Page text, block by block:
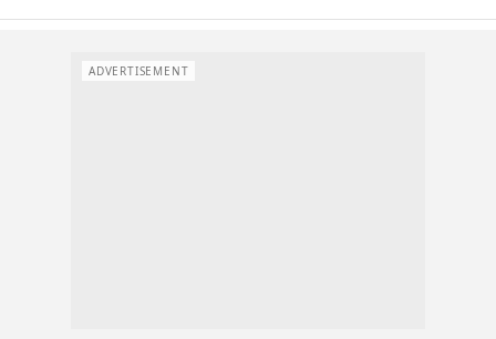
ADVERTISEMENT